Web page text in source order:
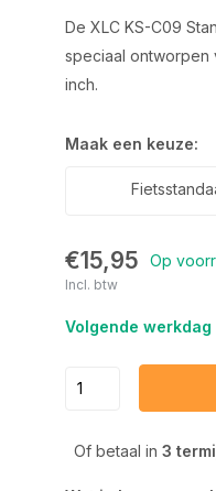
De XLC KS-C09
speciaal ontworpen
inch.
Maak een keuze:
€15,95 Op
Incl. btw
Volgende werkdag
Of betaal in 3